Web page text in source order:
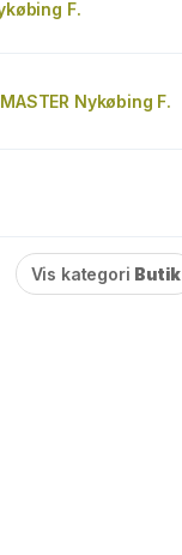
F.
Nykøbing F.
Vis kategori Butik